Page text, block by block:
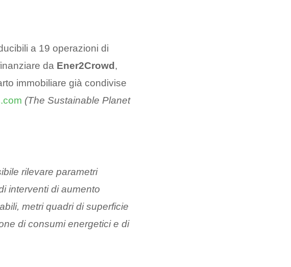
a 19 operazioni di
da Ener2Crowd ,
immobiliare già condivise
(The Sustainable Planet
rilevare parametri
interventi di aumento
metri quadri di superficie
di consumi energetici e di